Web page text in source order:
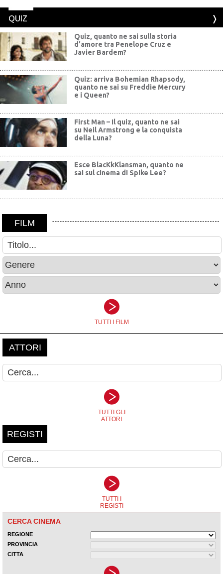
QUIZ
Quiz, quanto ne sai sulla storia
d'amore tra Penelope Cruz e
Javier Bardem?
Quiz: arriva Bohemian Rhapsody,
quanto ne sai su Freddie Mercury
e i Queen?
First Man – Il quiz, quanto ne sai
su Neil Armstrong e la conquista
della Luna?
Esce BlacKkKlansman, quanto ne
sai sul cinema di Spike Lee?